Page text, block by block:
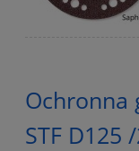
Ochronna
STF D125